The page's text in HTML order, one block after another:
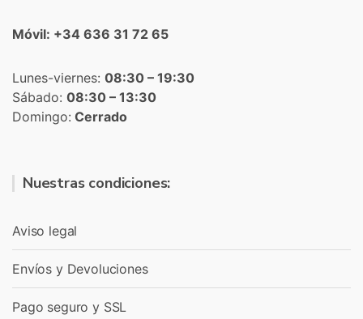
Móvil: +34 636 31 72 65
Lunes-viernes: 08:30 – 19:30
Sábado: 08:30 – 13:30
Domingo: Cerrado
Nuestras condiciones:
Aviso legal
Envíos y Devoluciones
Pago seguro y SSL